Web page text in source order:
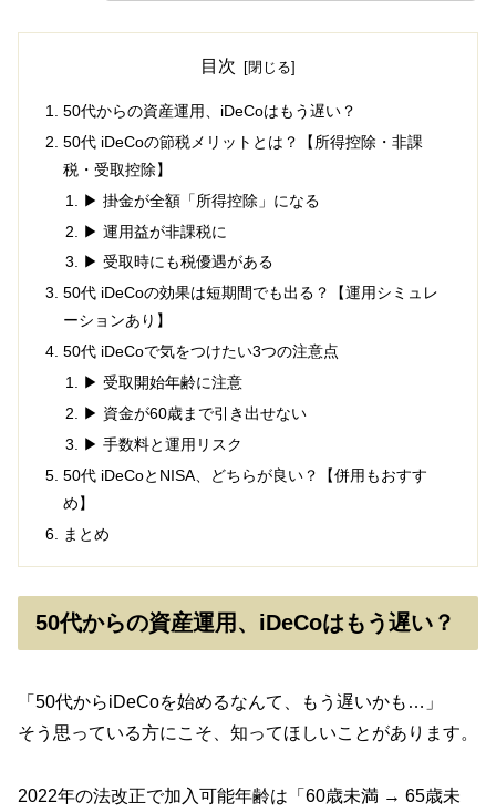
目次
50代からの資産運用、iDeCoはもう遅い？
50代 iDeCoの節税メリットとは？【所得控除・非課
税・受取控除】
▶ 掛金が全額「所得控除」になる
▶ 運用益が非課税に
▶ 受取時にも税優遇がある
50代 iDeCoの効果は短期間でも出る？【運用シミュレ
ーションあり】
50代 iDeCoで気をつけたい3つの注意点
▶ 受取開始年齢に注意
▶ 資金が60歳まで引き出せない
▶ 手数料と運用リスク
50代 iDeCoとNISA、どちらが良い？【併用もおすす
め】
まとめ
50代からの資産運用、iDeCoはもう遅い？
「50代からiDeCoを始めるなんて、もう遅いかも…」
そう思っている方にこそ、知ってほしいことがあります。
2022年の法改正で加入可能年齢は「60歳未満 → 65歳未